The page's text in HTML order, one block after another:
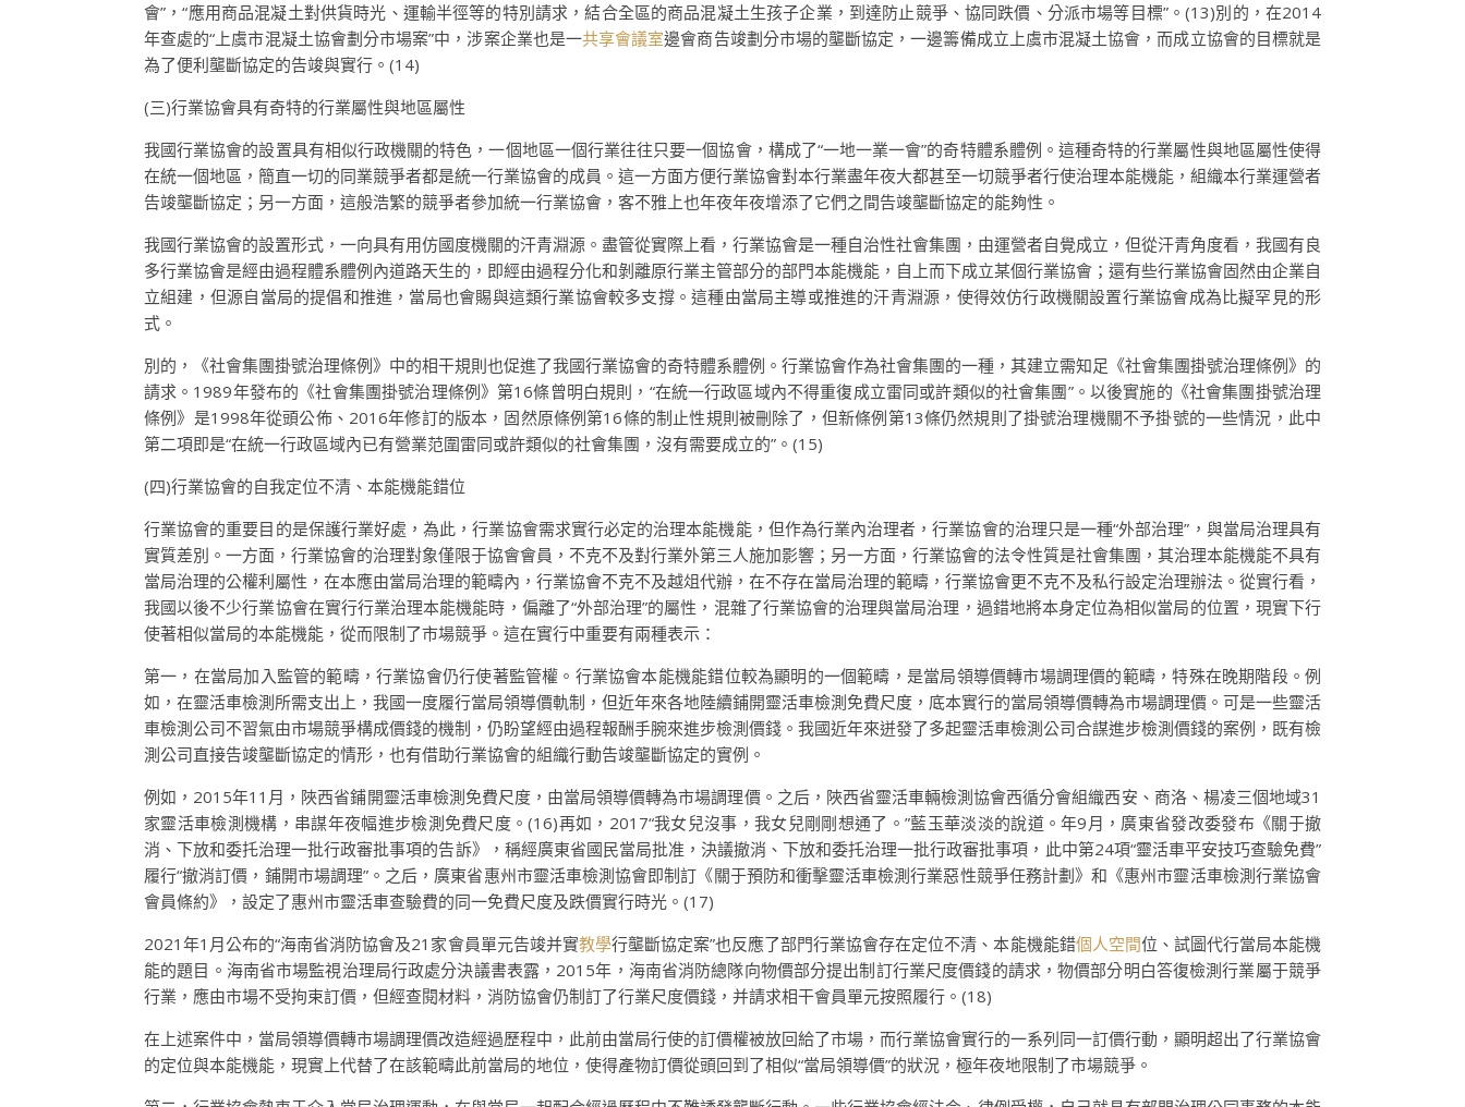
會”，“應用商品混凝土對供貨時光、運輸半徑等的特別請求，結合全區的商品混凝土生孩子企業，到達防止競爭、協同跌價、分派市場等目標”。(13)別的，在2014
年查處的“上虞市混凝土協會劃分市場案”中，涉案企業也是一共享會議室邊會商告竣劃分市場的壟斷協定，一邊籌備成立上虞市混凝土協會，而成立協會的目標就是
為了便利壟斷協定的告竣與實行。(14)
(三)行業協會具有奇特的行業屬性與地區屬性
我國行業協會的設置具有相似行政機關的特色，一個地區一個行業往往只要一個協會，構成了“一地一業一會”的奇特體系體例。這種奇特的行業屬性與地區屬性使得
在統一個地區，簡直一切的同業競爭者都是統一行業協會的成員。這一方面方便行業協會對本行業盡年夜大都甚至一切競爭者行使治理本能機能，組織本行業運營者
告竣壟斷協定；另一方面，這般浩繁的競爭者參加統一行業協會，客不雅上也年夜年夜增添了它們之間告竣壟斷協定的能夠性。
我國行業協會的設置形式，一向具有用仿國度機關的汗青淵源。盡管從實際上看，行業協會是一種自治性社會集團，由運營者自覺成立，但從汗青角度看，我國有良
多行業協會是經由過程體系體例內道路天生的，即經由過程分化和剝離原行業主管部分的部門本能機能，自上而下成立某個行業協會；還有些行業協會固然由企業自
立組建，但源自當局的提倡和推進，當局也會賜與這類行業協會較多支撐。這種由當局主導或推進的汗青淵源，使得效仿行政機關設置行業協會成為比擬罕見的形
式。
別的，《社會集團掛號治理條例》中的相干規則也促進了我國行業協會的奇特體系體例。行業協會作為社會集團的一種，其建立需知足《社會集團掛號治理條例》的
請求。1989年發布的《社會集團掛號治理條例》第16條曾明白規則，“在統一行政區域內不得重復成立雷同或許類似的社會集團”。以後實施的《社會集團掛號治理
條例》是1998年從頭公佈、2016年修訂的版本，固然原條例第16條的制止性規則被刪除了，但新條例第13條仍然規則了掛號治理機關不予掛號的一些情況，此中
第二項即是“在統一行政區域內已有營業范圍雷同或許類似的社會集團，沒有需要成立的”。(15)
(四)行業協會的自我定位不清、本能機能錯位
行業協會的重要目的是保護行業好處，為此，行業協會需求實行必定的治理本能機能，但作為行業內治理者，行業協會的治理只是一種“外部治理”，與當局治理具有
實質差別。一方面，行業協會的治理對象僅限于協會會員，不克不及對行業外第三人施加影響；另一方面，行業協會的法令性質是社會集團，其治理本能機能不具有
當局治理的公權利屬性，在本應由當局治理的範疇內，行業協會不克不及越俎代辦，在不存在當局治理的範疇，行業協會更不克不及私行設定治理辦法。從實行看，
我國以後不少行業協會在實行行業治理本能機能時，偏離了“外部治理”的屬性，混雜了行業協會的治理與當局治理，過錯地將本身定位為相似當局的位置，現實下行
使著相似當局的本能機能，從而限制了市場競爭。這在實行中重要有兩種表示：
第一，在當局加入監管的範疇，行業協會仍行使著監管權。行業協會本能機能錯位較為顯明的一個範疇，是當局領導價轉市場調理價的範疇，特殊在晚期階段。例
如，在靈活車檢測所需支出上，我國一度履行當局領導價軌制，但近年來各地陸續鋪開靈活車檢測免費尺度，底本實行的當局領導價轉為市場調理價。可是一些靈活
車檢測公司不習氣由市場競爭構成價錢的機制，仍盼望經由過程報酬手腕來進步檢測價錢。我國近年來迸發了多起靈活車檢測公司合謀進步檢測價錢的案例，既有檢
測公司直接告竣壟斷協定的情形，也有借助行業協會的組織行動告竣壟斷協定的實例。
例如，2015年11月，陜西省鋪開靈活車檢測免費尺度，由當局領導價轉為市場調理價。之后，陜西省靈活車輛檢測協會西循分會組織西安、商洛、楊凌三個地域31
家靈活車檢測機構，串謀年夜幅進步檢測免費尺度。(16)再如，2017“我女兒沒事，我女兒剛剛想通了。”藍玉華淡淡的說道。年9月，廣東省發改委發布《關于撤
消、下放和委托治理一批行政審批事項的告訴》，稱經廣東省國民當局批准，決議撤消、下放和委托治理一批行政審批事項，此中第24項“靈活車平安技巧查驗免費”
履行“撤消訂價，鋪開市場調理”。之后，廣東省惠州市靈活車檢測協會即制訂《關于預防和衝擊靈活車檢測行業惡性競爭任務計劃》和《惠州市靈活車檢測行業協會
會員條約》，設定了惠州市靈活車查驗費的同一免費尺度及跌價實行時光。(17)
2021年1月公布的“海南省消防協會及21家會員單元告竣并實教學行壟斷協定案”也反應了部門行業協會存在定位不清、本能機能錯個人空間位、試圖代行當局本能機
能的題目。海南省市場監視治理局行政處分決議書表露，2015年，海南省消防總隊向物價部分提出制訂行業尺度價錢的請求，物價部分明白答復檢測行業屬于競爭
行業，應由市場不受拘束訂價，但經查閱材料，消防協會仍制訂了行業尺度價錢，并請求相干會員單元按照履行。(18)
在上述案件中，當局領導價轉市場調理價改造經過歷程中，此前由當局行使的訂價權被放回給了市場，而行業協會實行的一系列同一訂價行動，顯明超出了行業協會
的定位與本能機能，現實上代替了在該範疇此前當局的地位，使得產物訂價從頭回到了相似“當局領導價”的狀況，極年夜地限制了市場競爭。